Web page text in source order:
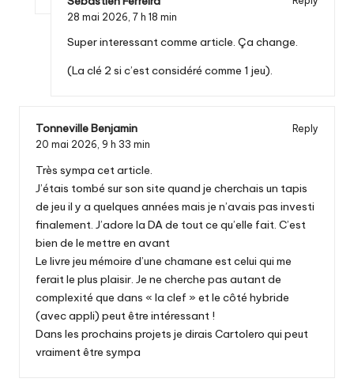
28 mai 2026, 7 h 18 min
Super interessant comme article. Ça change.
(La clé 2 si c’est considéré comme 1 jeu).
Tonneville Benjamin
Reply
20 mai 2026, 9 h 33 min
Très sympa cet article.
J’étais tombé sur son site quand je cherchais un tapis
de jeu il y a quelques années mais je n’avais pas investi
finalement. J’adore la DA de tout ce qu’elle fait. C’est
bien de le mettre en avant
Le livre jeu mémoire d’une chamane est celui qui me
ferait le plus plaisir. Je ne cherche pas autant de
complexité que dans « la clef » et le côté hybride
(avec appli) peut être intéressant !
Dans les prochains projets je dirais Cartolero qui peut
vraiment être sympa